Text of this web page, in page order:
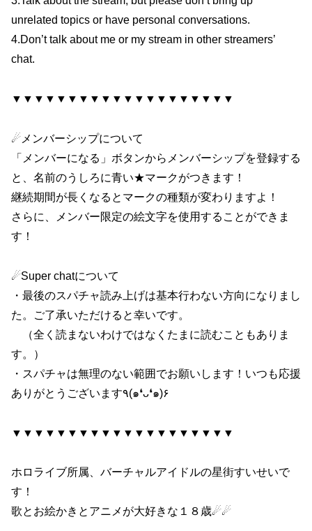
unrelated topics or have personal conversations.
4.Don’t talk about me or my stream in other streamers’
chat.
▼▼▼▼▼▼▼▼▼▼▼▼▼▼▼▼▼▼▼▼
☄メンバーシップについて
「メンバーになる」ボタンからメンバーシップを登録する
と、名前のうしろに青い★マークがつきます！
継続期間が長くなるとマークの種類が変わりますよ！
さらに、メンバー限定の絵文字を使用することができま
す！
☄Super chatについて
・最後のスパチャ読み上げは基本行わない方向になりまし
た。ご了承いただけると幸いです。
（全く読まないわけではなくたまに読むこともありま
す。）
・スパチャは無理のない範囲でお願いします！いつも応援
ありがとうございます٩(๑❛ᴗ❛๑)۶
▼▼▼▼▼▼▼▼▼▼▼▼▼▼▼▼▼▼▼▼
ホロライブ所属、バーチャルアイドルの星街すいせいで
す！
歌とお絵かきとアニメが大好きな１８歳☄☄